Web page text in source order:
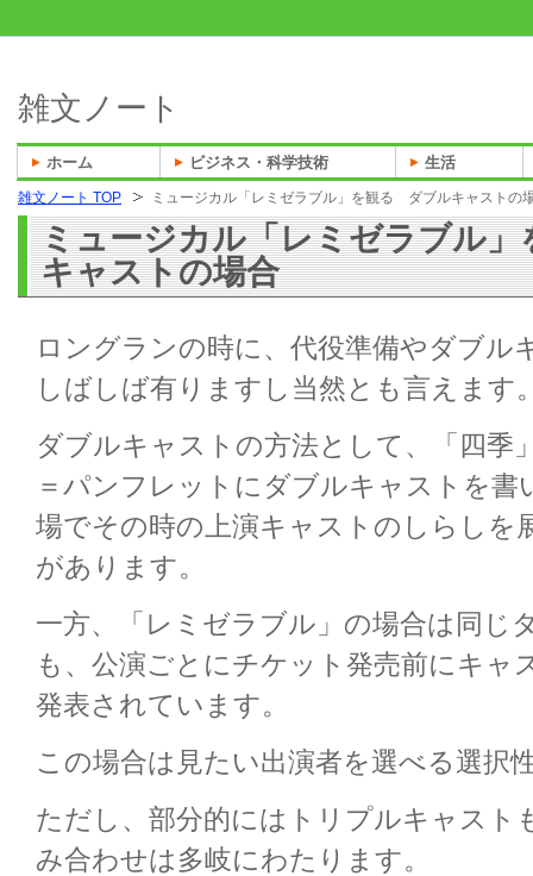
雑文ノート TOP ミュージカル「レミゼラブル」を観る ダブルキャストの
ミュージカル「レミゼラブル
キャストの場合
ロングランの時に、代役準備やダブル
しばしば有りますし当然とも言えます
ダブルキャストの方法として、「四季
＝パンフレットにダブルキャストを書
場でその時の上演キャストのしらしを
があります。
一方、「レミゼラブル」の場合は同じ
も、公演ごとにチケット発売前にキャ
発表されています。
この場合は見たい出演者を選べる選択
ただし、部分的にはトリプルキャスト
み合わせは多岐にわたります。
雑文ノート
ホーム ビジネス・科学技術 生活